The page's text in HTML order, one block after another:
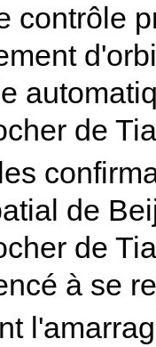
contrôle
de
de
de
à se